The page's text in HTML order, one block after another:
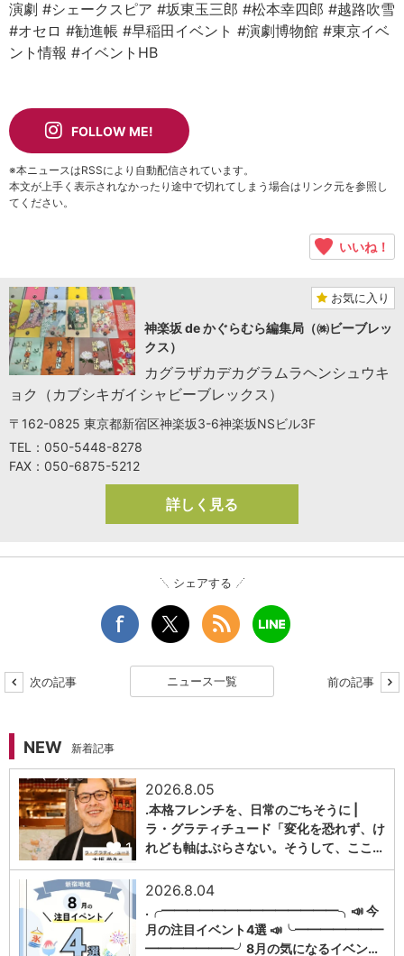
演劇 #シェークスピア #坂東玉三郎 #松本幸四郎 #越路吹雪
#オセロ #勧進帳 #早稲田イベント #演劇博物館 #東京イベ
ント情報 #イベントHB
FOLLOW ME!
※本ニュースはRSSにより自動配信されています。
本文が上手く表示されなかったり途中で切れてしまう場合はリンク元を参照し
てください。
いいね！
お気に入り
神楽坂 de かぐらむら編集局（㈱ビーブレッ
クス）
カグラザカデカグラムラヘンシュウキ
ョク（カブシキガイシャビーブレックス）
〒162-0825 東京都新宿区神楽坂3-6神楽坂NSビル3F
TEL：050-5448-8278
FAX：050-6875-5212
詳しく見る
シェアする
次の記事 ニュース一覧 前の記事
NEW 新着記事
1
2026.8.05
.本格フレンチを、日常のごちそうに |
ラ・グラティチュード「変化を恐れず、け
れども軸はぶらさない。そうして、ここ…
1
2026.8.04
.╭━━━━━━━━━━━━━━╮📣 今
月の注目イベント4選 📣╰━━━━━━━
━━━━━━━╯8月の気になるイベン…